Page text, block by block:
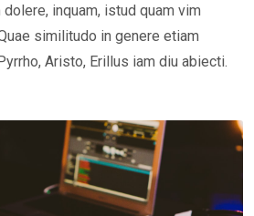
inquam, istud quam vim
similitudo in genere etiam
Aristo, Erillus iam diu abiecti.